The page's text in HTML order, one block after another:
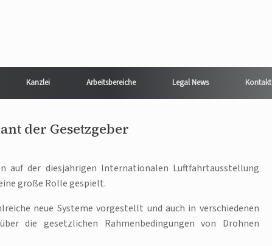
Kanzlei Arbeitsbereiche Legal News Kontakt
der Gesetzgeber
auf der diesjährigen Internationalen Luftfahrtausstellung
große Rolle gespielt.
neue Systeme vorgestellt und auch in verschiedenen
die gesetzlichen Rahmenbedingungen von Drohnen